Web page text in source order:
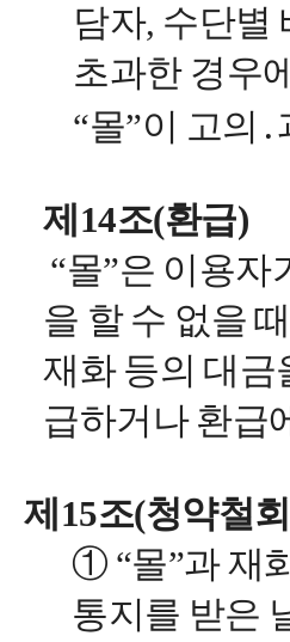
담자, 수단별
초과한 경우
“몰”이 고의
제14조(환급)
“몰”은 이용
을 할 수 없을
재화 등의 대금
급하거나 환급
제15조(청약철
① “몰”과 재
통지를 받은